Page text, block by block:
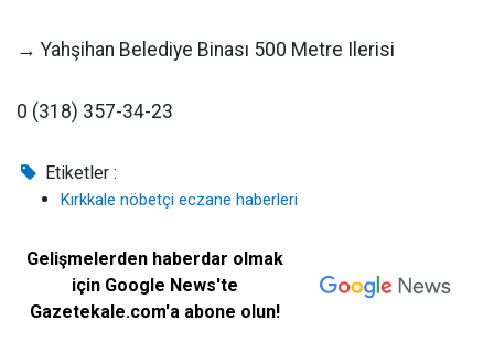
→ Yahşihan Belediye Binası 500 Metre Ilerisi
0 (318) 357-34-23
Etiketler :
Kırkkale nöbetçi eczane haberleri
Gelişmelerden haberdar olmak
için Google News'te
Gazetekale.com'a abone olun!